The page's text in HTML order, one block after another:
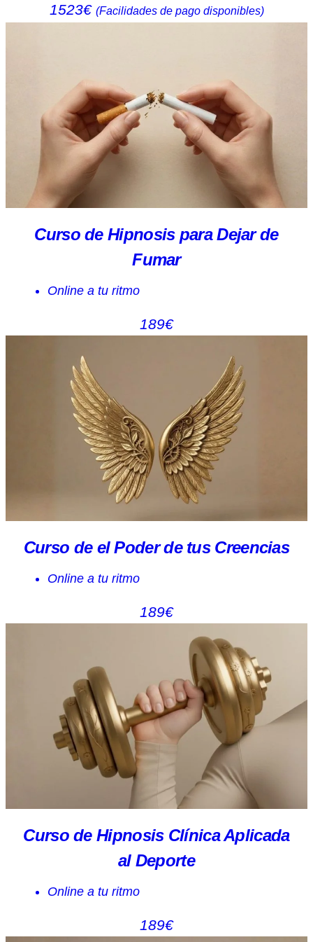
1523€ (Facilidades de pago disponibles)
Curso de Hipnosis para Dejar de
Fumar
Online a tu ritmo
189€
Curso de el Poder de tus Creencias
Online a tu ritmo
189€
Curso de Hipnosis Clínica Aplicada
al Deporte
Online a tu ritmo
189€